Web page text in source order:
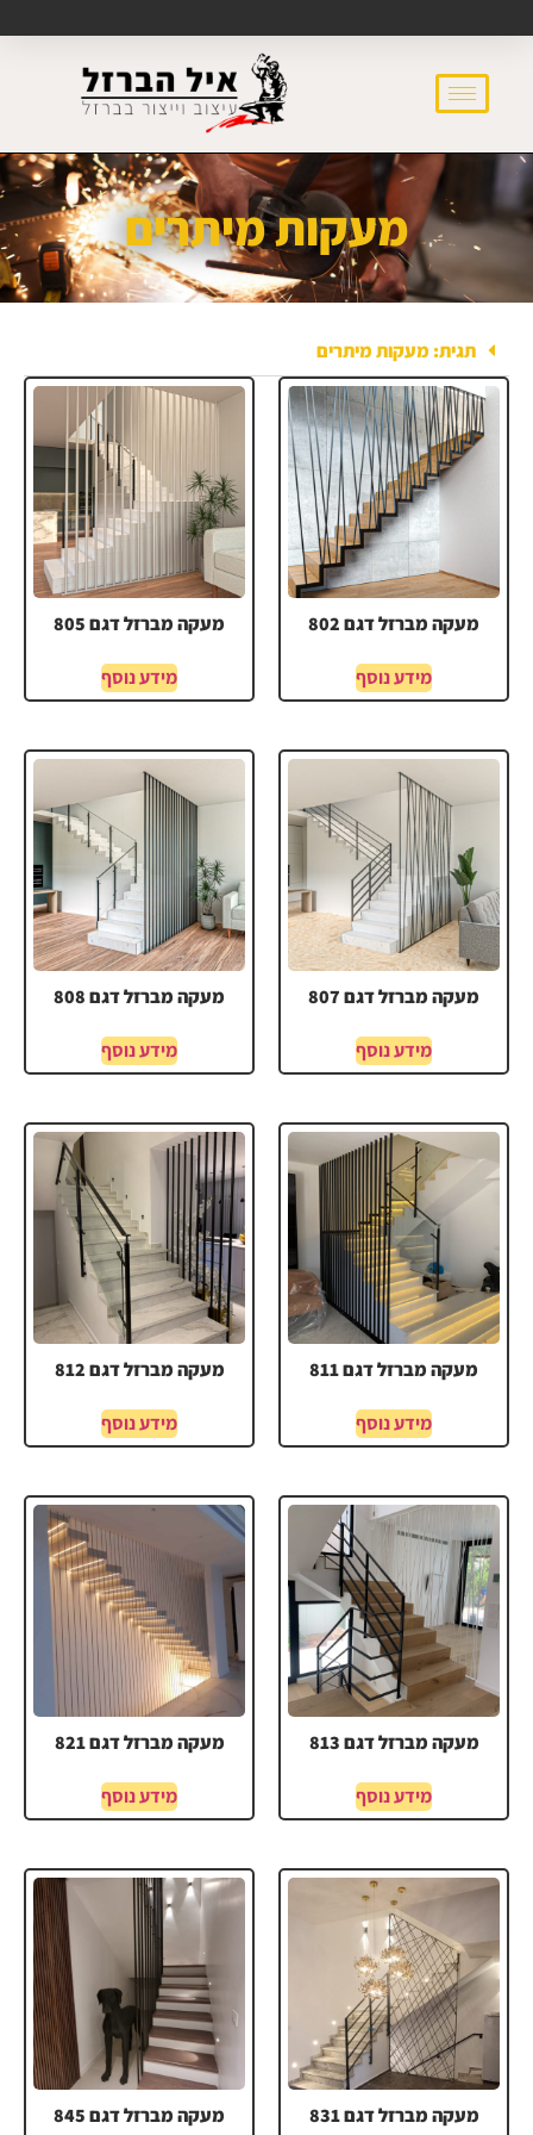
מעקות מיתרים
תגית: מעקות מיתרים
מעקה מברזל דגם 802
מידע נוסף
מעקה מברזל דגם 805
מידע נוסף
מעקה מברזל דגם 807
מידע נוסף
מעקה מברזל דגם 808
מידע נוסף
מעקה מברזל דגם 811
מידע נוסף
מעקה מברזל דגם 812
מידע נוסף
מעקה מברזל דגם 813
מידע נוסף
מעקה מברזל דגם 821
מידע נוסף
מעקה מברזל דגם 831 מעקה מברזל דגם 845